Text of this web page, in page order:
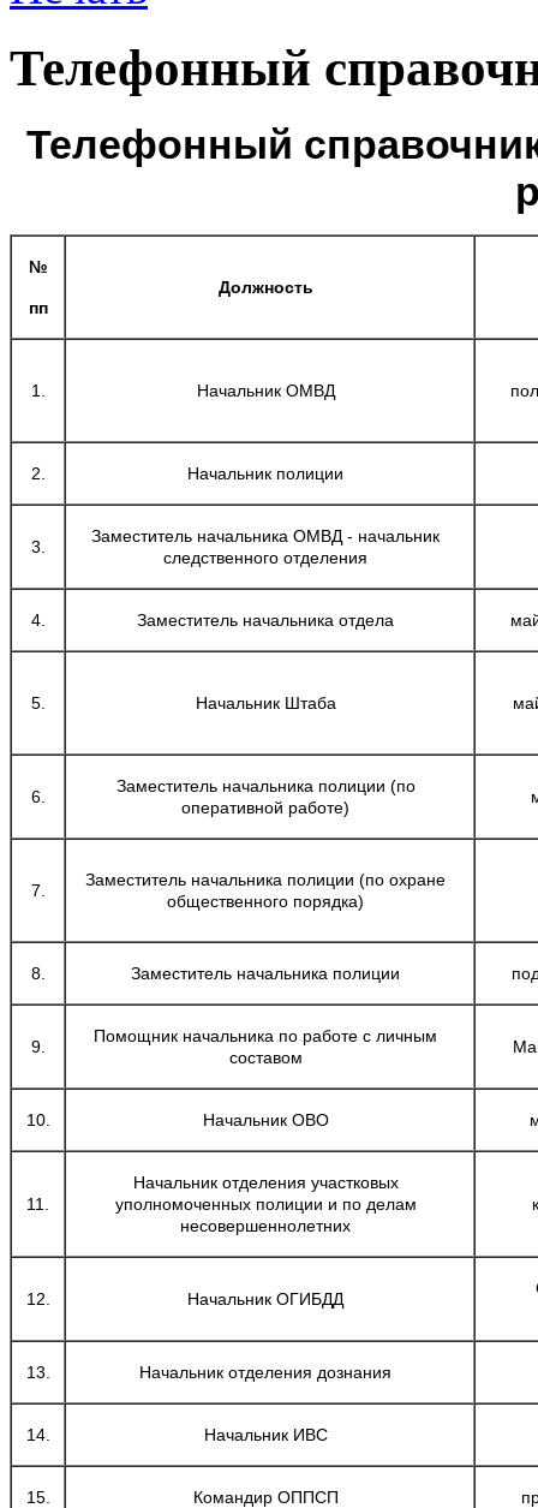
Телефонный
Телефонный
№
пп
Должность
1. Начальник ОМВД
2. Начальник полиции
3.
Заместитель начальника ОМВД - начальник
следственного отделения
4. Заместитель начальника отдела
5. Начальник Штаба
6.
Заместитель начальника полиции (по
оперативной работе)
7.
Заместитель начальника полиции (по охране
общественного порядка)
8. Заместитель начальника полиции
9.
Помощник начальника по работе с личным
составом
10. Начальник ОВО
11.
Начальник отделения участковых
уполномоченных полиции и по делам
несовершеннолетних
12. Начальник ОГИБДД
13. Начальник отделения дознания
14. Начальник ИВС
15. Командир ОППСП